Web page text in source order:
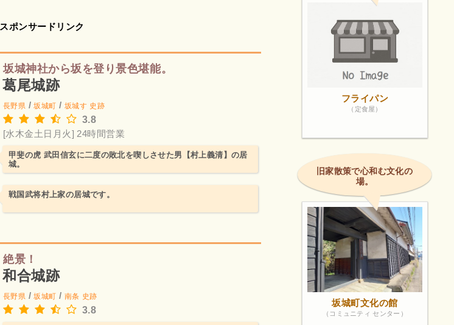
スポンサードリンク
坂城神社から坂を登り景色堪能。
葛尾城跡
長野県 /坂城町 / 坂城す 史跡
3.8
[水木金土日月火] 24時間営業
甲斐の虎 武田信玄に二度の敗北を喫しさせた男【村上義清】の居
城。
戦国武将村上家の居城です。
絶景！
和合城跡
長野県 /坂城町 / 南条 史跡
3.8
フライパン
（定食屋）
旧家散策で心和む文化の
場。
坂城町文化の館
（コミュニティ センター）